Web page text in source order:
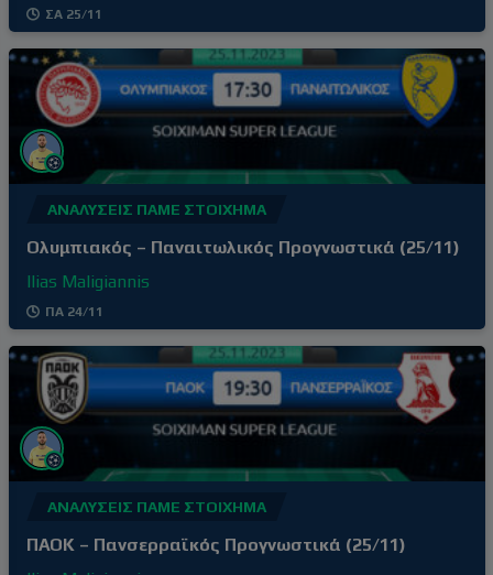
ΣΑ 25/11
ΑΝΑΛΎΣΕΙΣ ΠΆΜΕ ΣΤΟΊΧΗΜΑ
Ολυμπιακός – Παναιτωλικός Προγνωστικά (25/11)
Ilias Maligiannis
ΠΑ 24/11
ΑΝΑΛΎΣΕΙΣ ΠΆΜΕ ΣΤΟΊΧΗΜΑ
ΠΑΟΚ – Πανσερραϊκός Προγνωστικά (25/11)